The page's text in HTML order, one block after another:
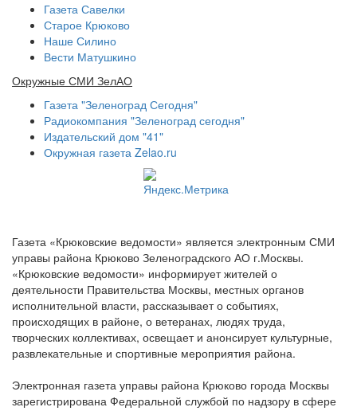
Газета Савелки
Старое Крюково
Наше Силино
Вести Матушкино
Окружные СМИ ЗелАО
Газета "Зеленоград Сегодня"
Радиокомпания "Зеленоград сегодня"
Издательский дом "41"
Окружная газета Zelao.ru
Газета «Крюковские ведомости» является электронным СМИ
управы района Крюково Зеленоградского АО г.Москвы.
«Крюковские ведомости» информирует жителей о
деятельности Правительства Москвы, местных органов
исполнительной власти, рассказывает о событиях,
происходящих в районе, о ветеранах, людях труда,
творческих коллективах, освещает и анонсирует культурные,
развлекательные и спортивные мероприятия района.
Электронная газета управы района Крюково города Москвы
зарегистрирована Федеральной службой по надзору в сфере